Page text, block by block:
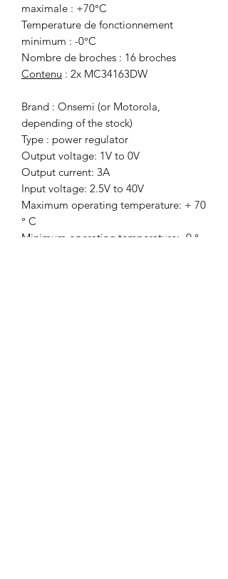
maximale : +70°C
Temperature de fonctionnement
minimum : -0°C
Nombre de broches : 16 broches
Contenu : 2x MC34163DW
Brand : Onsemi (or Motorola,
depending of the stock)
Type : power regulator
Output voltage: 1V to 0V
Output current: 3A
Input voltage: 2.5V to 40V
Maximum operating temperature: + 70
° C
Minimum operating temperature: -0 °